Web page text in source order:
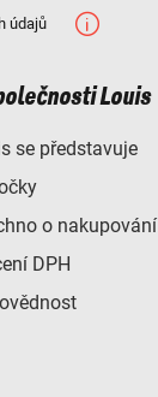
údajů
Louis
se představuje
o nakupování
DPH